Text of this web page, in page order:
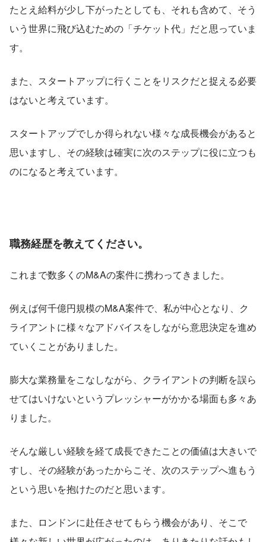
たとえ給料が少し下がったとしても、それも含めて、そう
いう世界に飛び込むための「チケット代」だと思っていま
す。
また、スタートアップに行くことをリスクだと捉える必要
はないと考えています。
スタートアップでしか得られない様々な成長機会があると
思いますし、その経験は確実に次のステップに役に立つも
のになると考えています。
職務経歴を教えてください。
これまで数多くのM&Aの案件に携わってきました。
例えば何千億円規模のM&A案件で、私が中心となり、ク
ライアントに様々なアドバイスをしながら意思決定を進め
ていくことがありました。
膨大な業務量をこなしながら、クライアントの判断を誤ら
せてはいけないというプレッシャーがかかる場面も多々あ
りました。
そんな厳しい経験を経て成長できたことの価値は大きいで
すし、その経験があったからこそ、次のステップへ進もう
という思いを抱けたのだと思います。
また、ロンドンに赴任させてもらう機会があり、そこで